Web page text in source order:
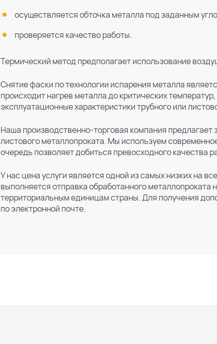
осуществляется обточка металла под заданным
проверяется качество работы.
Термический метод предполагает использование
Снятие фаски по технологии испарения металла
происходит нагрев металла до критических
эксплуатационные характеристики трубного или
Наша производственно-торговая компания предлагает
листового металлопроката. Мы используем
очередь позволяет добиться превосходного качества
У нас цена услуги является одной из самых низких на
выполняется отправка обработанного
территориальным единицам страны. Для получения
по электронной почте.